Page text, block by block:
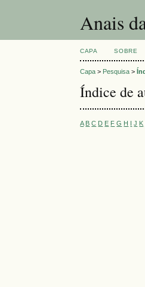
Anais
CAPA SOBRE
Capa > Pesquisa >
Índice de
A B C D E F G H I J K